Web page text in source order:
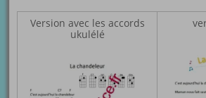
Version avec les accords
ukulélé